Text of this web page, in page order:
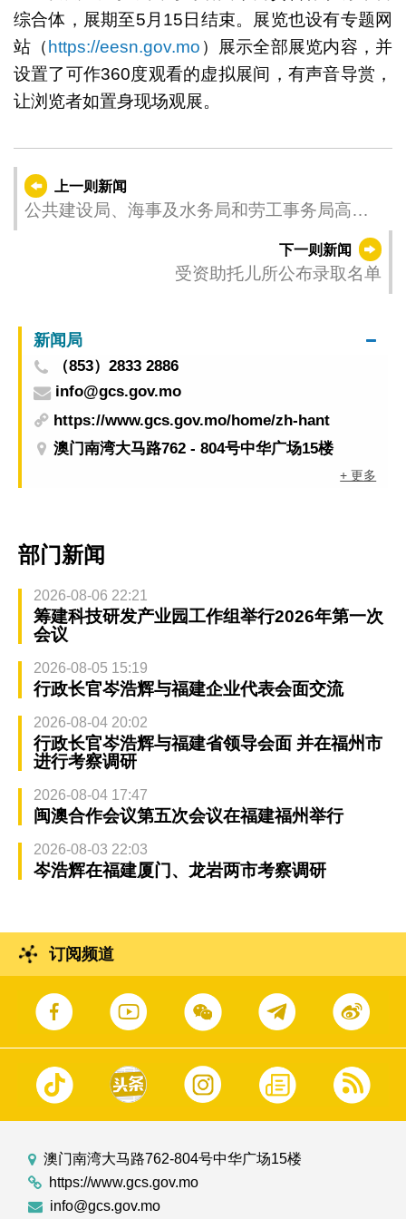
综合体，展期至5月15日结束。展览也设有专题网
站（ https://eesn.gov.mo ）展示全部展览内容，并
设置了可作360度观看的虚拟展间，有声音导赏，
让浏览者如置身现场观展。
上一则新闻
公共建设局、海事及水务局和劳工事务局高度
下一则新闻
受资助托儿所公布录取名单
新闻局
（853）2833 2886
info@gcs.gov.mo
https://www.gcs.gov.mo/home/zh-hant
澳门南湾大马路762 - 804号中华广场15楼
+ 更多
部门新闻
2026-08-06 22:21
筹建科技研发产业园工作组举行2026年第一次
会议
2026-08-05 15:19
行政长官岑浩辉与福建企业代表会面交流
2026-08-04 20:02
行政长官岑浩辉与福建省领导会面 并在福州市
进行考察调研
2026-08-04 17:47
闽澳合作会议第五次会议在福建福州举行
2026-08-03 22:03
岑浩辉在福建厦门、龙岩两市考察调研
订阅频道
澳门南湾大马路762-804号中华广场15楼
https://www.gcs.gov.mo
info@gcs.gov.mo